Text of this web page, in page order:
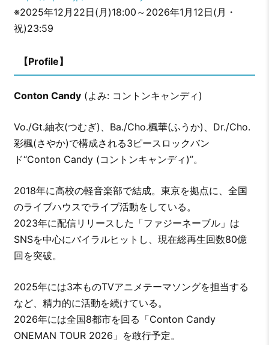
※2025年12月22日(月)18:00～2026年1月12日(月・
祝)23:59
【Profile】
Conton Candy(よみ: コントンキャンディ)
Vo./Gt.紬衣(つむぎ)、Ba./Cho.楓華(ふうか)、Dr./Cho.
彩楓(さやか)で構成される3ピースロックバン
ド“Conton Candy (コントンキャンディ)”。
2018年に高校の軽音楽部で結成。東京を拠点に、全国
のライブハウスでライブ活動をしている。
2023年に配信リリースした「ファジーネーブル」は
SNSを中心にバイラルヒットし、現在総再生回数80億
回を突破。
2025年には3本ものTVアニメテーマソングを担当する
など、精力的に活動を続けている。
2026年には全国8都市を回る「Conton Candy
ONEMAN TOUR 2026」を敢行予定。